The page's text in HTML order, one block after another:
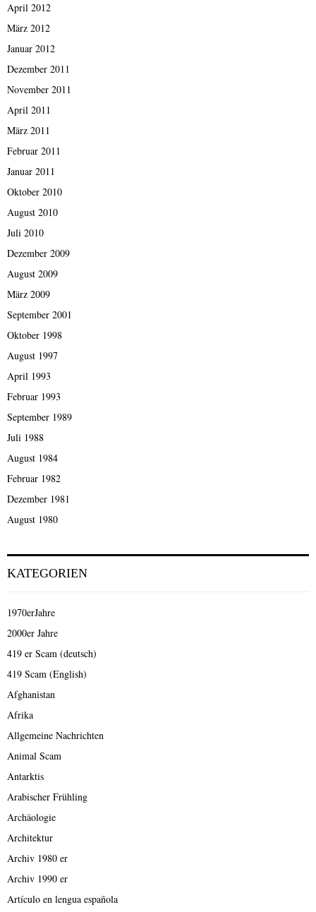
April 2012
März 2012
Januar 2012
Dezember 2011
November 2011
April 2011
März 2011
Februar 2011
Januar 2011
Oktober 2010
August 2010
Juli 2010
Dezember 2009
August 2009
März 2009
September 2001
Oktober 1998
August 1997
April 1993
Februar 1993
September 1989
Juli 1988
August 1984
Februar 1982
Dezember 1981
August 1980
KATEGORIEN
1970erJahre
2000er Jahre
419 er Scam (deutsch)
419 Scam (English)
Afghanistan
Afrika
Allgemeine Nachrichten
Animal Scam
Antarktis
Arabischer Frühling
Archäologie
Architektur
Archiv 1980 er
Archiv 1990 er
Artículo en lengua española